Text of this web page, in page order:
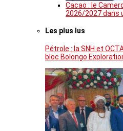
Cacao : le
2026/2027 dans
Les plus lus
Pétrole : la SNH et
bloc Bolongo